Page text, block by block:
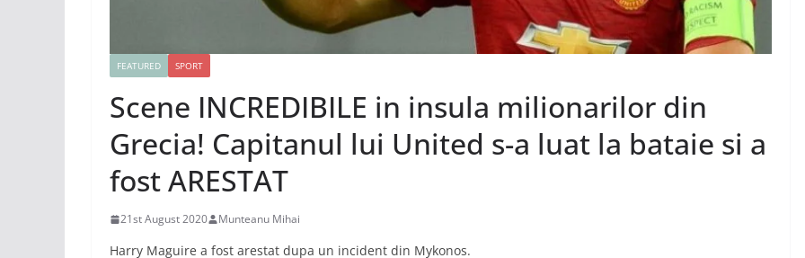
FEATURED SPORT
Scene INCREDIBILE in insula milionarilor din
Grecia! Capitanul lui United s-a luat la bataie si a
fost ARESTAT
21st August 2020 Munteanu Mihai
Harry Maguire a fost arestat dupa un incident din Mykonos.